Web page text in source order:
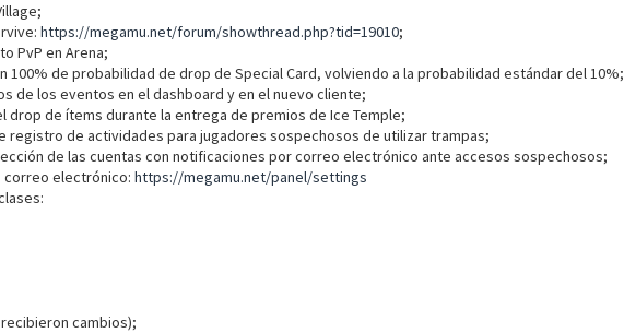
https://megamu.net/forum/showthread.php?tid=19010;
PvP en Arena;
100% de probabilidad de drop de Special Card, volviendo a la probabilidad estándar del 10%;
de los eventos en el dashboard y en el nuevo cliente;
drop de ítems durante la entrega de premios de Ice Temple;
registro de actividades para jugadores sospechosos de utilizar trampas;
de las cuentas con notificaciones por correo electrónico ante accesos sospechosos;
correo electrónico: https://megamu.net/panel/settings
cambios);